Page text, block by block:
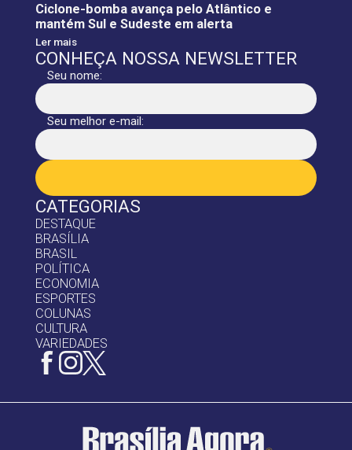
CATEGORIAS
DESTAQUE
BRASÍLIA
BRASIL
POLÍTICA
ECONOMIA
ESPORTES
COLUNAS
CULTURA
VARIEDADES
Ciclone-bomba avança pelo Atlântico e
mantém Sul e Sudeste em alerta
Ler mais
CONHEÇA NOSSA NEWSLETTER
Seu nome:
Seu melhor e-mail: